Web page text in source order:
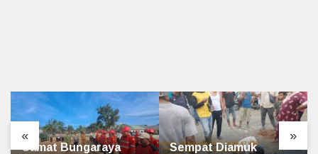
« »
Sempat Diamuk
Penghulu Kampung